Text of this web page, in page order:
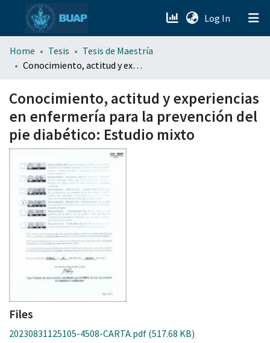
Log In (current)
menu.section.about_menu
Home Tesis
Tesis de Maestría
Conocimiento, actitud y experiencias en enfermería para la prevención del pie diabético: Estudio mixto
Conocimiento, actitud y experiencias
en enfermería para la prevención del
pie diabético: Estudio mixto
Files
20230831125105-4508-CARTA.pdf (517.68 KB)